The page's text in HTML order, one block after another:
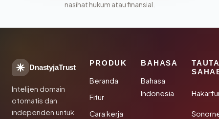
nasihat hukum atau finansial.
DnastyjaTrust
Intelijen domain
otomatis dan
independen untuk
PRODUK
Beranda
Fitur
Cara kerja
BAHASA
Bahasa
Indonesia